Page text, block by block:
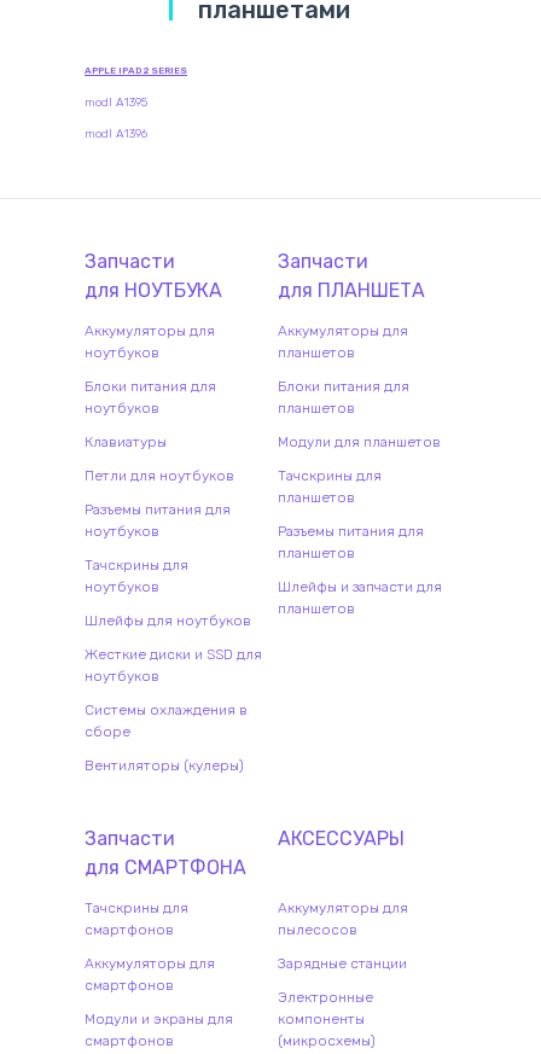
планшетами
APPLE IPAD 2 SERIES
modl A1395
modl A1396
Запчасти
для НОУТБУКА
Аккумуляторы для
ноутбуков
Блоки питания для
ноутбуков
Клавиатуры
Петли для ноутбуков
Разъемы питания для
ноутбуков
Тачскрины для
ноутбуков
Шлейфы для ноутбуков
Жесткие диски и SSD для
ноутбуков
Системы охлаждения в
сборе
Вентиляторы (кулеры)
Запчасти
для ПЛАНШЕТА
Аккумуляторы для
планшетов
Блоки питания для
планшетов
Модули для планшетов
Тачскрины для
планшетов
Разъемы питания для
планшетов
Шлейфы и запчасти для
планшетов
Запчасти
для СМАРТФОНА
Тачскрины для
смартфонов
Аккумуляторы для
смартфонов
Модули и экраны для
смартфонов
АКСЕССУАРЫ
Аккумуляторы для
пылесосов
Зарядные станции
Электронные
компоненты
(микросхемы)